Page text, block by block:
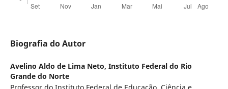
Biografia do Autor
Avelino Aldo de Lima Neto, Instituto Federal do Rio
Grande do Norte
Professor do Instituto Federal de Educação, Ciência e